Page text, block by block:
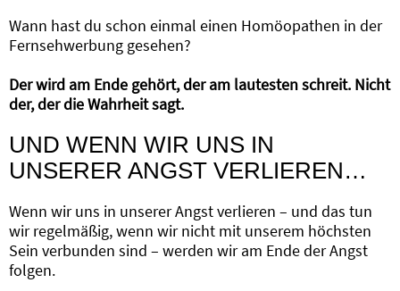
Wann hast du schon einmal einen Homöopathen in der
Fernsehwerbung gesehen?
Der wird am Ende gehört, der am lautesten schreit. Nicht
der, der die Wahrheit sagt.
UND WENN WIR UNS IN
UNSERER ANGST VERLIEREN…
Wenn wir uns in unserer Angst verlieren – und das tun
wir regelmäßig, wenn wir nicht mit unserem höchsten
Sein verbunden sind – werden wir am Ende der Angst
folgen.